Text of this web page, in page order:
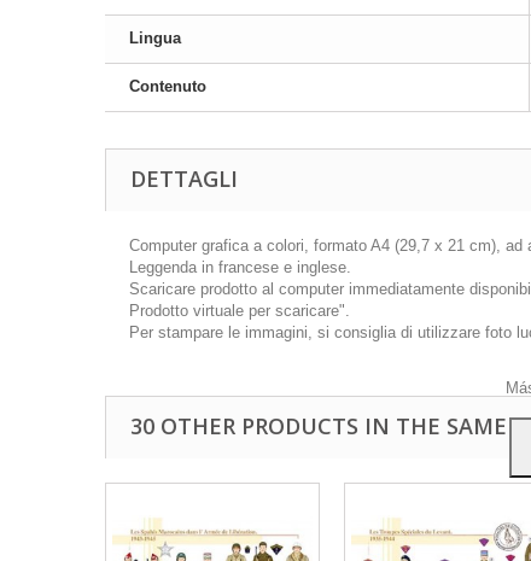
Lingua
Contenuto
DETTAGLI
Computer grafica a colori, formato A4 (29,7 x 21 cm),
Leggenda in francese e inglese.
Scaricare prodotto al computer immediatamente
Prodotto virtuale per scaricare".
Per stampare le immagini, si consiglia di utilizzare foto
30 OTHER PRODUCTS IN THE SAME